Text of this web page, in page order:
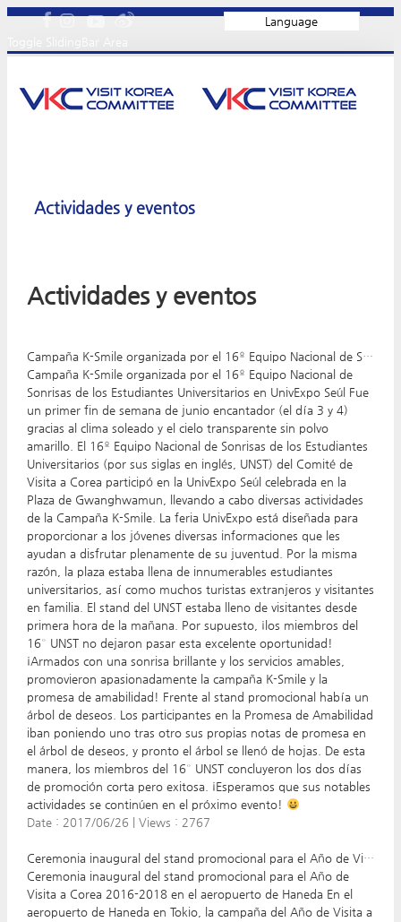
Language
Actividades y eventos
Actividades y eventos
Campaña K-Smile organizada por el 16º Equipo Nacional de Sonrisas de los Estudiantes Universitarios en UnivExpo Seúl
Campaña K-Smile organizada por el 16º Equipo Nacional de
Sonrisas de los Estudiantes Universitarios en UnivExpo Seúl Fue
un primer fin de semana de junio encantador (el día 3 y 4)
gracias al clima soleado y el cielo transparente sin polvo
amarillo. El 16º Equipo Nacional de Sonrisas de los Estudiantes
Universitarios (por sus siglas en inglés, UNST) del Comité de
Visita a Corea participó en la UnivExpo Seúl celebrada en la
Plaza de Gwanghwamun, llevando a cabo diversas actividades
de la Campaña K-Smile. La feria UnivExpo está diseñada para
proporcionar a los jóvenes diversas informaciones que les
ayudan a disfrutar plenamente de su juventud. Por la misma
razón, la plaza estaba llena de innumerables estudiantes
universitarios, así como muchos turistas extranjeros y visitantes
en familia. El stand del UNST estaba lleno de visitantes desde
primera hora de la mañana. Por supuesto, ¡los miembros del
16° UNST no dejaron pasar esta excelente oportunidad!
¡Armados con una sonrisa brillante y los servicios amables,
promovieron apasionadamente la campaña K-Smile y la
promesa de amabilidad! Frente al stand promocional había un
árbol de deseos. Los participantes en la Promesa de Amabilidad
iban poniendo uno tras otro sus propias notas de promesa en
el árbol de deseos, y pronto el árbol se llenó de hojas. De esta
manera, los miembros del 16° UNST concluyeron los dos días
de promoción corta pero exitosa. ¡Esperamos que sus notables
actividades se continúen en el próximo evento!
Date : 2017/06/26 Views : 2767
Ceremonia inaugural del stand promocional para el Año de Visita a Corea 2016-2018 en el aeropuerto de Haneda
Ceremonia inaugural del stand promocional para el Año de
Visita a Corea 2016-2018 en el aeropuerto de Haneda En el
aeropuerto de Haneda en Tokio, la campaña del Año de Visita a